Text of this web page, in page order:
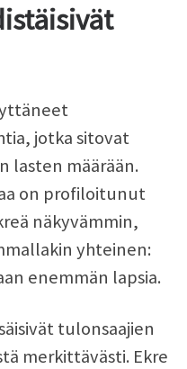
jotka sitovat
lasten määrään.
on profiloitunut
näkyvämmin,
yhteinen:
enemmän lapsia.
tulonsaajien
merkittävästi. Ekre